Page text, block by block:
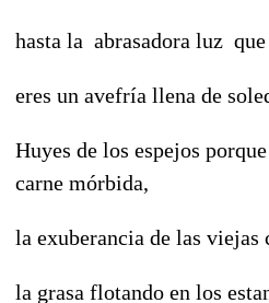
hasta la abrasadora luz
eres un avefría llena de
Huyes de los espejos
carne mórbida,
la exuberancia de las viejas
la grasa flotando en los